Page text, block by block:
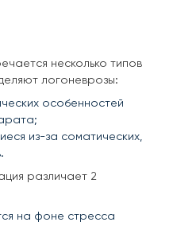
несколько типов
логоневрозы:
особенностей
из-за соматических,
различает 2
на фоне стресса